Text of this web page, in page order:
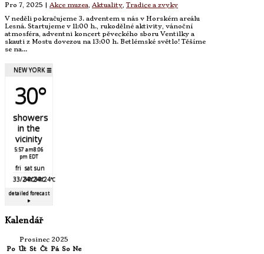
Pro 7, 2025 | Akce muzea, Aktuality,Tradice a zvyky
V neděli pokračujeme 3. adventem u nás v Horském areálu
Lesná. Startujeme v 11:00 h., rukodělné aktivity, vánoční
atmosféra, adventni koncert pěveckého sboru Ventilky a
skauti z Mostu dovezou na 13:00 h. Betlémské světlo! Těšíme
se na...
NEW YORK ☰
30°
showers
in the
vicinity
5:57 am8:06
pm EDT
fri sat sun
33/24°C
34/24°C
34/24°C
detailed forecast
▸
Kalendář
Prosinec 2025
Po Út St Čt Pá So Ne